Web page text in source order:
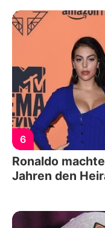
6
Ronaldo
Jahren den